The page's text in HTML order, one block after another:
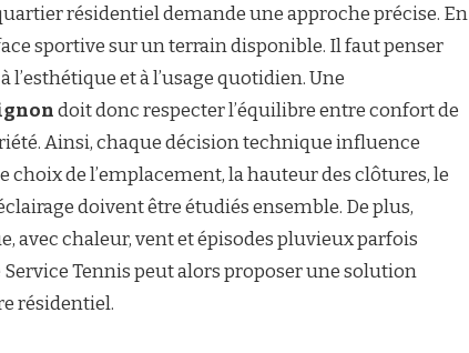
résidentiel demande une approche précise. En
sportive sur un terrain disponible. Il faut penser
et à l’usage quotidien. Une
doit donc respecter l’équilibre entre confort de
Ainsi, chaque décision technique influence
de l’emplacement, la hauteur des clôtures, le
doivent être étudiés ensemble. De plus,
avec chaleur, vent et épisodes pluvieux parfois
Tennis peut alors proposer une solution
résidentiel.